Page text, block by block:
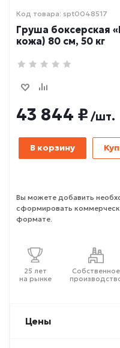
Код товара: spt0048517
Груша боксерская
кожа) 80 см, 50 кг
43 844 ₽ /шт.
В корзину
Вы можете добавить
сформировать
формате.
25 лет
на рынке
Собственное
Цены